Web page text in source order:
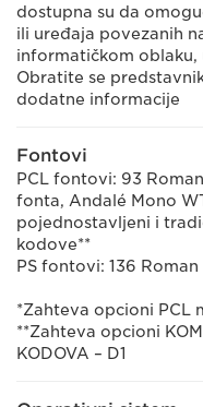
dostupna su da
ili uređaja povezanih
informatičkom oblaku,
Obratite se
dodatne informacije
Fontovi
PCL fontovi: 93
fonta, Andalé Mono
pojednostavljeni i
kodove**
PS fontovi: 136 Roman
*Zahteva opcioni PCL
**Zahteva opcioni
KODOVA – D1